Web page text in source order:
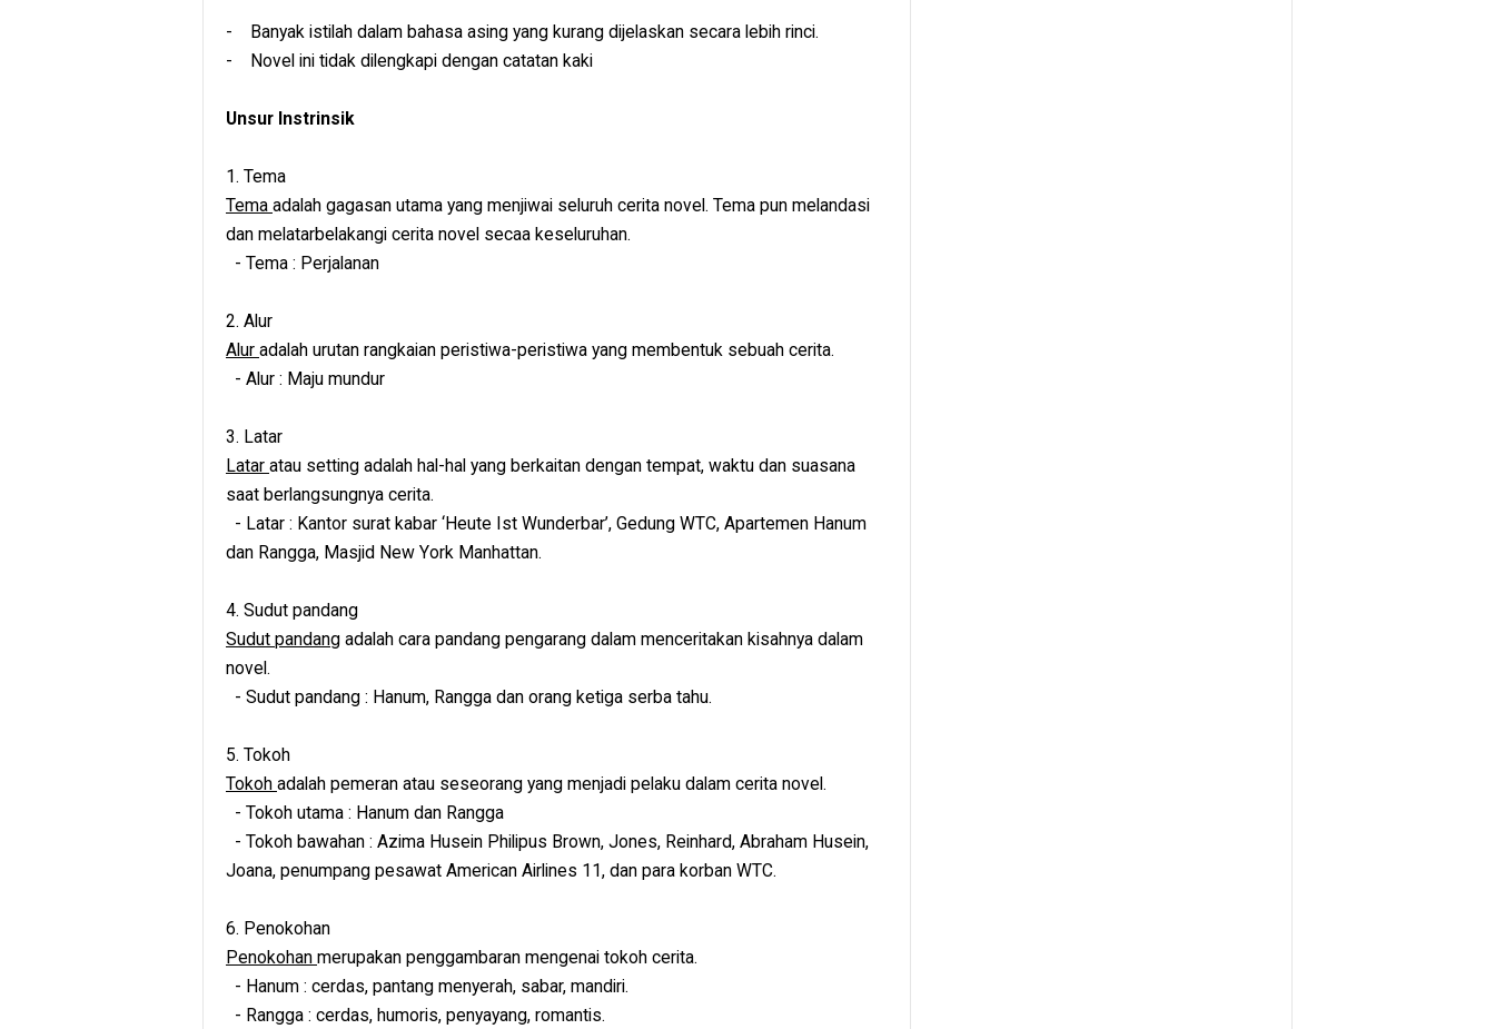
- Banyak istilah dalam bahasa asing yang kurang dijelaskan secara lebih rinci.
- Novel ini tidak dilengkapi dengan catatan kaki
Unsur Instrinsik
1. Tema
Tema adalah gagasan utama yang menjiwai seluruh cerita novel. Tema pun melandasi
dan melatarbelakangi cerita novel secaa keseluruhan.
- Tema : Perjalanan
2. Alur
Alur adalah urutan rangkaian peristiwa-peristiwa yang membentuk sebuah cerita.
- Alur : Maju mundur
3. Latar
Latar atau setting adalah hal-hal yang berkaitan dengan tempat, waktu dan suasana
saat berlangsungnya cerita.
- Latar : Kantor surat kabar ‘Heute Ist Wunderbar’, Gedung WTC, Apartemen Hanum
dan Rangga, Masjid New York Manhattan.
4. Sudut pandang
Sudut pandang adalah cara pandang pengarang dalam menceritakan kisahnya dalam
novel.
- Sudut pandang : Hanum, Rangga dan orang ketiga serba tahu.
5. Tokoh
Tokoh adalah pemeran atau seseorang yang menjadi pelaku dalam cerita novel.
- Tokoh utama : Hanum dan Rangga
- Tokoh bawahan : Azima Husein Philipus Brown, Jones, Reinhard, Abraham Husein,
Joana, penumpang pesawat American Airlines 11, dan para korban WTC.
6. Penokohan
Penokohan merupakan penggambaran mengenai tokoh cerita.
- Hanum : cerdas, pantang menyerah, sabar, mandiri.
- Rangga : cerdas, humoris, penyayang, romantis.